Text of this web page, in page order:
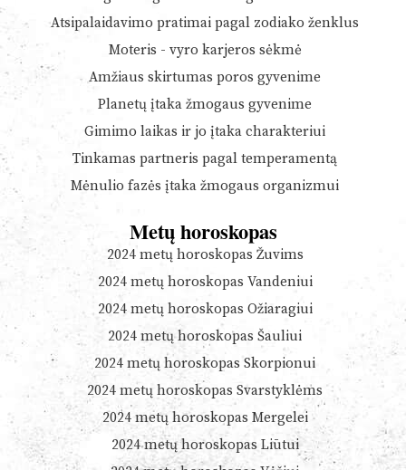
Atsipalaidavimo pratimai pagal zodiako ženklus
Moteris - vyro karjeros sėkmė
Amžiaus skirtumas poros gyvenime
Planetų įtaka žmogaus gyvenime
Gimimo laikas ir jo įtaka charakteriui
Tinkamas partneris pagal temperamentą
Mėnulio fazės įtaka žmogaus organizmui
Metų horoskopas
2024 metų horoskopas Žuvims
2024 metų horoskopas Vandeniui
2024 metų horoskopas Ožiaragiui
2024 metų horoskopas Šauliui
2024 metų horoskopas Skorpionui
2024 metų horoskopas Svarstyklėms
2024 metų horoskopas Mergelei
2024 metų horoskopas Liūtui